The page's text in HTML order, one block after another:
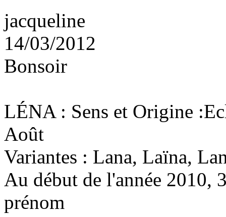
jacqueline
14/03/2012
Bonsoir
LÉNA : Sens et Origine
Août
Variantes : Lana, Laïna,
Au début de l'année 2010,
prénom